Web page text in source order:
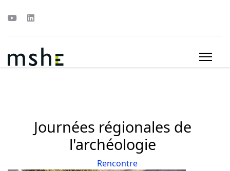
Journées régionales de
l'archéologie
Rencontre